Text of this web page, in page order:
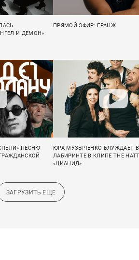
И ДЕМОН»
ПРЯМОЙ ЭФИР: ГРАНЖ
ПЕСНЮ
ЮРА МУЗЫЧЕНКО БЛУЖДАЕТ В
ЛАБИРИНТЕ В КЛИПЕ THE
«ЦИАНИД»
ЗАГРУЗИТЬ ЕЩЕ